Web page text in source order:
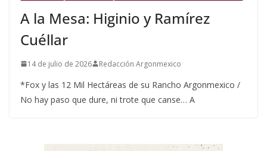
A la Mesa: Higinio y Ramírez
Cuéllar
14 de julio de 2026 Redacción Argonmexico
*Fox y las 12 Mil Hectáreas de su Rancho Argonmexico /
No hay paso que dure, ni trote que canse… A